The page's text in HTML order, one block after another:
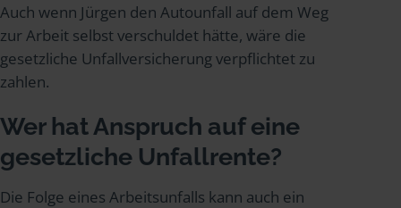
Auch wenn Jürgen den Autounfall auf dem Weg
zur Arbeit selbst verschuldet hätte, wäre die
gesetzliche Unfallversicherung verpflichtet zu
zahlen.
Wer hat Anspruch auf eine
gesetzliche Unfallrente?
Die Folge eines Arbeitsunfalls kann auch ein